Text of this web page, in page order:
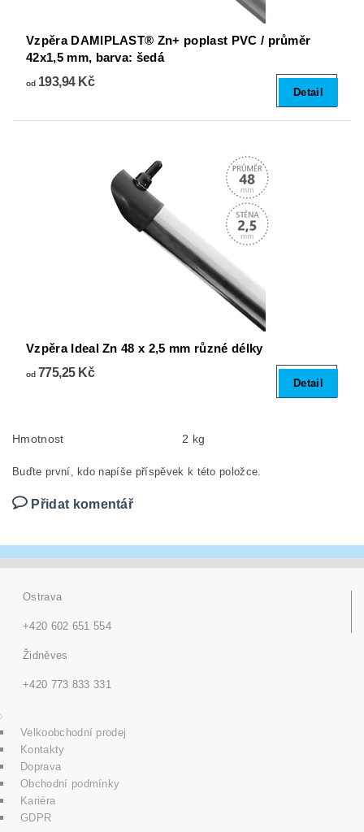
Vzpěra DAMIPLAST® Zn+ poplast PVC / průměr
42x1,5 mm, barva: šedá
od193,94 Kč
Detail
Vzpěra Ideal Zn 48 x 2,5 mm různé délky
od775,25 Kč
Detail
Hmotnost 2 kg
Buďte první, kdo napíše příspěvek k této položce.
Přidat komentář
Ostrava
+420 602 651 554
Židněves
+420 773 833 331
Velkoobchodní prodej
Kontakty
Doprava
Obchodní podmínky
Kariéra
GDPR